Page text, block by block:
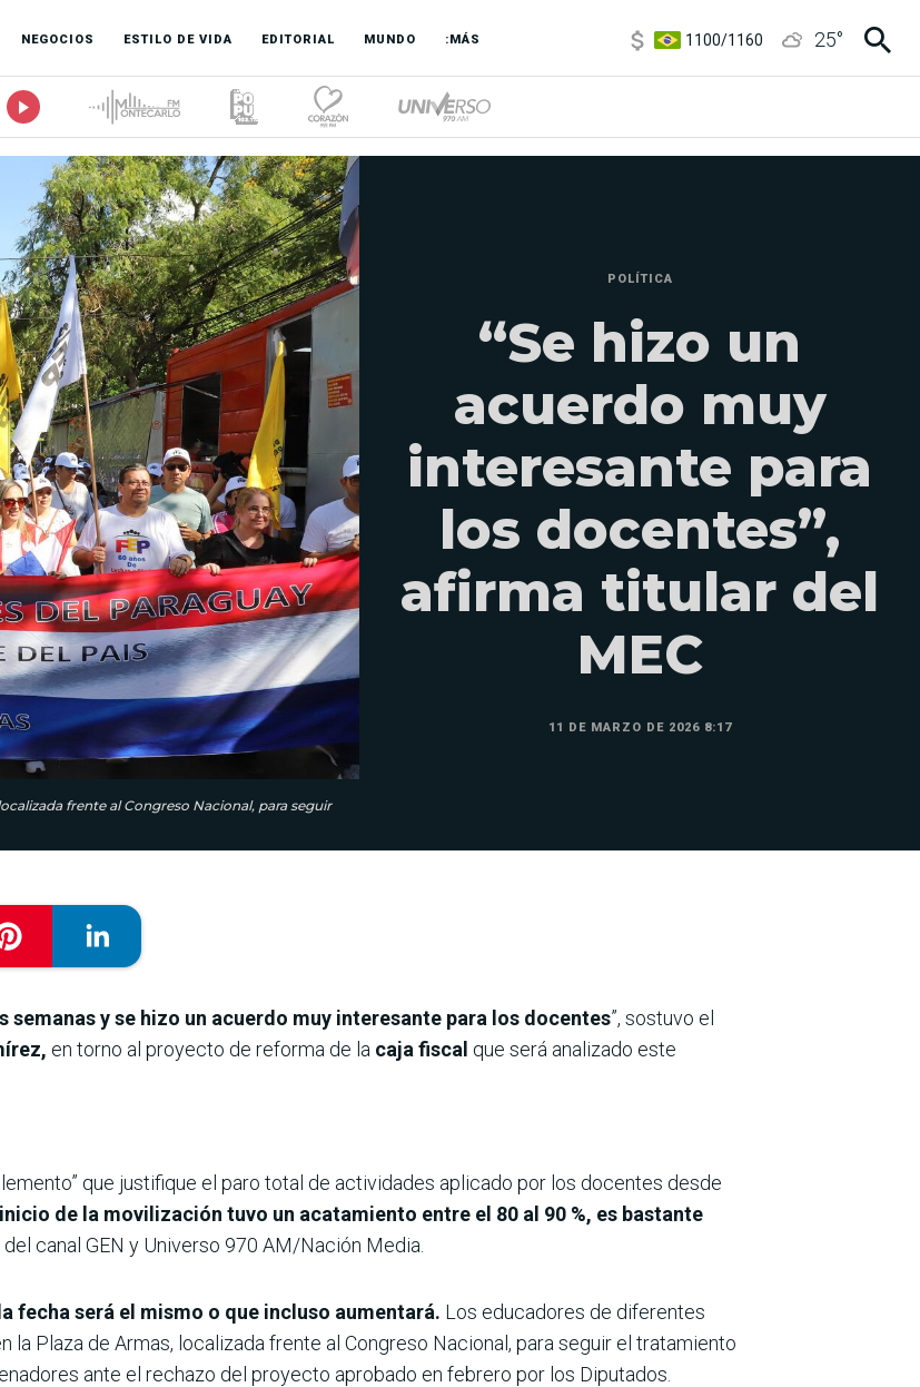
NEGOCIOS ESTILO DE VIDA EDITORIAL MUNDO :MÁS
3,8/4
25°
frente al Congreso Nacional, para seguir
POLÍTICA
“Se hizo un
acuerdo muy
interesante para
los docentes”,
afirma titular del
MEC
11 DE MARZO DE 2026 8:17
y se hizo un acuerdo muy interesante para los docentes”, sostuvo el
en torno al proyecto de reforma de la caja fiscal que será analizado este
que justifique el paro total de actividades aplicado por los docentes desde
de la movilización tuvo un acatamiento entre el 80 al 90 %, es bastante
canal GEN y Universo 970 AM/Nación Media.
fecha será el mismo o que incluso aumentará. Los educadores de diferentes
la Plaza de Armas, localizada frente al Congreso Nacional, para seguir el tratamiento
ante el rechazo del proyecto aprobado en febrero por los Diputados.